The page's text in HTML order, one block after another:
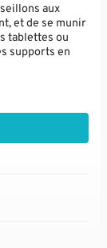
aux
et de se munir
tablettes ou
supports en